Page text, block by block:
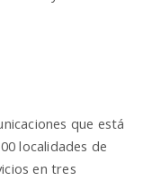
que está
localidades de
en tres